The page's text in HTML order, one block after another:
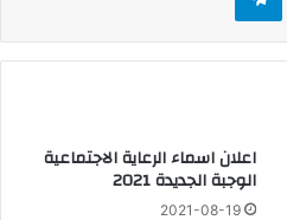
اعلان اسماء الرعاية الاجتماعية
الوجبة الجديدة 2021
2021-08-19